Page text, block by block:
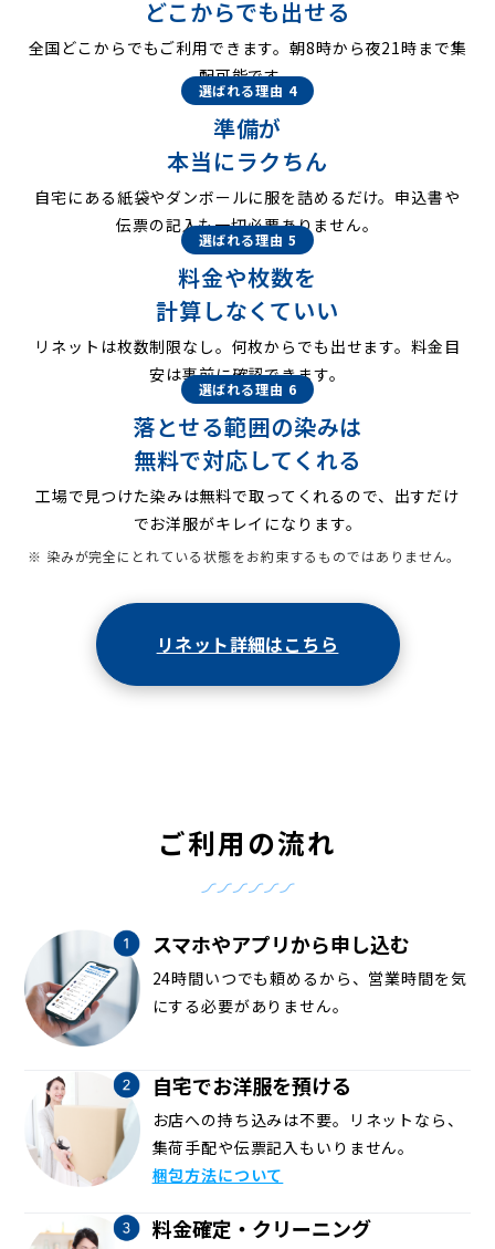
どこからでも出せる
全国どこからでもご利用できます。朝8時から夜21時まで集
配可能です。
選ばれる理由 4
準備が
本当にラクちん
自宅にある紙袋やダンボールに服を詰めるだけ。申込書や
伝票の記入も一切必要ありません。
選ばれる理由 5
料金や枚数を
計算しなくていい
リネットは枚数制限なし。何枚からでも出せます。料金目
安は事前に確認できます。
選ばれる理由 6
落とせる範囲の染みは
無料で対応してくれる
工場で見つけた染みは無料で取ってくれるので、出すだけ
でお洋服がキレイになります。
※ 染みが完全にとれている状態をお約束するものではありません。
リネット詳細はこちら
ご利用の流れ
スマホやアプリから申し込む
24時間いつでも頼めるから、営業時間を気
にする必要がありません。
自宅でお洋服を預ける
お店への持ち込みは不要。リネットなら、
集荷手配や伝票記入もいりません。
梱包方法について
料金確定・クリーニング